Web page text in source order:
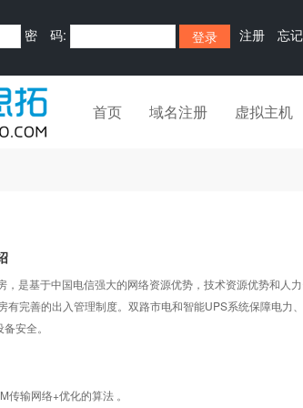
密 码: 注册 忘
首页 域名注册 虚拟主机
基于中国电信强大的网络资源优势，技术资源优势和人力
有完善的出入管理制度。双路市电和智能UPS系统保障电
安全。
传输网络+优化的算法 。